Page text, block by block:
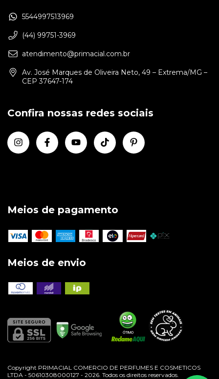
5544997513969
(44) 99751-3969
atendimento@primacial.com.br
Av. José Marques de Oliveira Neto, 49 – Extrema/MG –
CEP 37647-174
Confira nossas redes sociais
Meios de pagamento
Meios de envio
Copyright PRIMACIAL COMERCIO DE PERFUMES E COSMETICOS
LTDA - 50610308000127 - 2026. Todos os direitos reservados.